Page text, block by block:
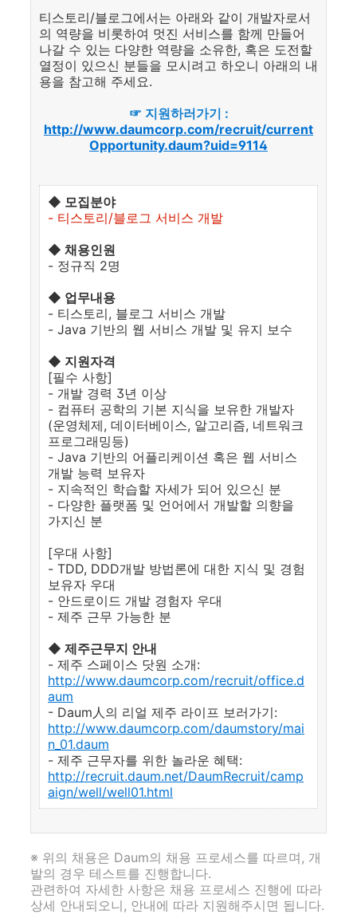
티스토리/블로그에서는 아래와 같이 개발자로서
의 역량을 비롯하여 멋진 서비스를 함께 만들어
나갈 수 있는 다양한 역량을 소유한, 혹은 도전할
열정이 있으신 분들을 모시려고 하오니 아래의 내
용을 참고해 주세요.
☞ 지원하러가기 :
http://www.daumcorp.com/recruit/current
Opportunity.daum?uid=9114
◆ 모집분야
- 티스토리/블로그 서비스 개발
◆ 채용인원
- 정규직 2명
◆ 업무내용
- 티스토리, 블로그 서비스 개발
- Java 기반의 웹 서비스 개발 및 유지 보수
◆ 지원자격
[필수 사항]
- 개발 경력 3년 이상
- 컴퓨터 공학의 기본 지식을 보유한 개발자
(운영체제, 데이터베이스, 알고리즘, 네트워크
프로그래밍등)
- Java 기반의 어플리케이션 혹은 웹 서비스
개발 능력 보유자
- 지속적인 학습할 자세가 되어 있으신 분
- 다양한 플랫폼 및 언어에서 개발할 의향을
가지신 분
[우대 사항]
- TDD, DDD개발 방법론에 대한 지식 및 경험
보유자 우대
- 안드로이드 개발 경험자 우대
- 제주 근무 가능한 분
◆ 제주근무지 안내
- 제주 스페이스 닷원 소개:
http://www.daumcorp.com/recruit/office.d
aum
- Daum人의 리얼 제주 라이프 보러가기:
http://www.daumcorp.com/daumstory/mai
n_01.daum
- 제주 근무자를 위한 놀라운 혜택:
http://recruit.daum.net/DaumRecruit/camp
aign/well/well01.html
※ 위의 채용은 Daum의 채용 프로세스를 따르며, 개
발의 경우 테스트를 진행합니다.
관련하여 자세한 사항은 채용 프로세스 진행에 따라
상세 안내되오니, 안내에 따라 지원해주시면 됩니다.